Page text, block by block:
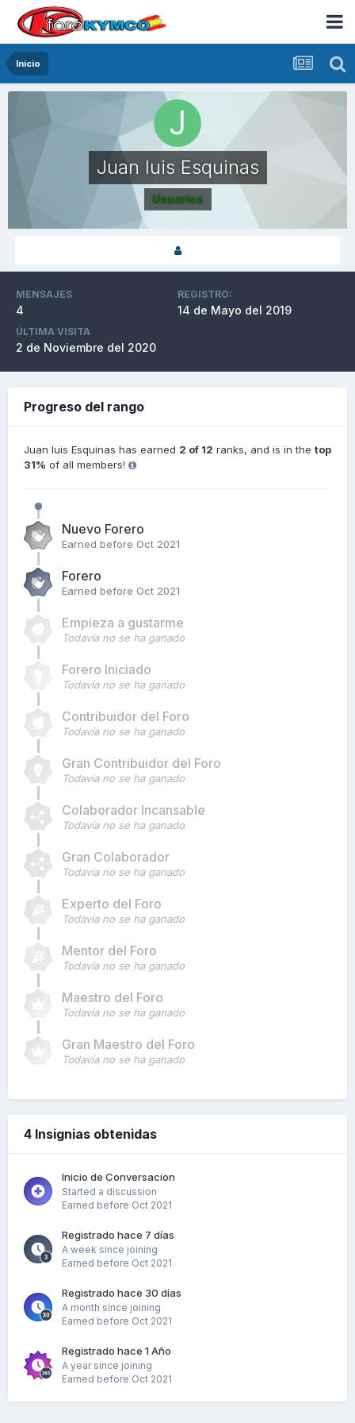
Inicio
Juan luis Esquinas
Usuarios
MENSAJES
4
REGISTRO:
14 de Mayo del 2019
ÚLTIMA VISITA
2 de Noviembre del 2020
Progreso del rango
Juan luis Esquinas has earned 2 of 12 ranks, and is in the top
31% of all members!
Nuevo Forero
Earned before Oct 2021
Forero
Earned before Oct 2021
Empieza a gustarme
Todavía no se ha ganado
Forero Iniciado
Todavía no se ha ganado
Contribuidor del Foro
Todavía no se ha ganado
Gran Contribuidor del Foro
Todavía no se ha ganado
Colaborador Incansable
Todavía no se ha ganado
Gran Colaborador
Todavía no se ha ganado
Experto del Foro
Todavía no se ha ganado
Mentor del Foro
Todavía no se ha ganado
Maestro del Foro
Todavía no se ha ganado
Gran Maestro del Foro
Todavía no se ha ganado
4 Insignias obtenidas
Inicio de Conversacion
Started a discussion
Earned before Oct 2021
Registrado hace 7 días
A week since joining
Earned before Oct 2021
Registrado hace 30 días
A month since joining
Earned before Oct 2021
Registrado hace 1 Año
A year since joining
Earned before Oct 2021